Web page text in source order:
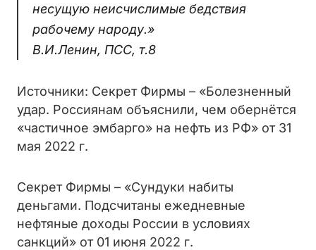
несущую неисчислимые бедствия
рабочему народу.»
В.И.Ленин, ПСС, т.8
Источники: Секрет Фирмы – «Болезненный
удар. Россиянам объяснили, чем обернётся
«частичное эмбарго» на нефть из РФ» от 31
мая 2022 г.
Секрет Фирмы – «Сундуки набиты
деньгами. Подсчитаны ежедневные
нефтяные доходы России в условиях
санкций» от 01 июня 2022 г.